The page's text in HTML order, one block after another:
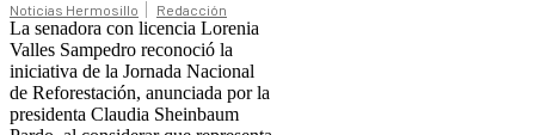
Noticias Hermosillo Redacción
La senadora con licencia Lorenia
Valles Sampedro reconoció la
iniciativa de la Jornada Nacional
de Reforestación, anunciada por la
presidenta Claudia Sheinbaum